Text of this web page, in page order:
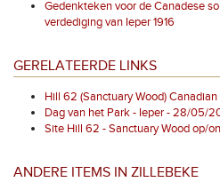
Gedenkteken voor de Canadese
verdediging van Ieper 1916
GERELATEERDE LINKS
Hill 62 (Sanctuary Wood)
Dag van het Park - Ieper - 28/05/
Site Hill 62 - Sanctuary Wood op/
ANDERE ITEMS IN ZILLEBEKE